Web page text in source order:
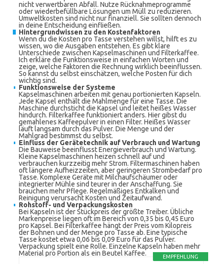
nicht verwertbaren Abfall. Nutze Rücknahmeprogramme
oder wiederbefüllbare Lösungen um Müll zu reduzieren.
Umweltkosten sind nicht nur finanziell. Sie sollten dennoch
in deine Entscheidung einfließen.
Hintergrundwissen zu den Kostenfaktoren
Wenn du die Kosten pro Tasse verstehen willst, hilft es zu
wissen, wo die Ausgaben entstehen. Es gibt klare
Unterschiede zwischen Kapselmaschinen und Filterkaffee.
Ich erkläre die Funktionsweise in einfachen Worten und
zeige, welche Faktoren die Rechnung wirklich beeinflussen.
So kannst du selbst einschätzen, welche Posten für dich
wichtig sind.
Funktionsweise der Systeme
Kapselmaschinen arbeiten mit genau portionierten Kapseln.
Jede Kapsel enthält die Mahlmenge für eine Tasse. Die
Maschine durchsticht die Kapsel und leitet heißes Wasser
hindurch. Filterkaffee funktioniert anders. Hier gibst du
gemahlenes Kaffeepulver in einen Filter. Heißes Wasser
läuft langsam durch das Pulver. Die Menge und der
Mahlgrad bestimmst du selbst.
Einfluss der Gerätetechnik auf Verbrauch und Wartung
Die Bauweise beeinflusst Energieverbrauch und Wartung.
Kleine Kapselmaschinen heizen schnell auf und
verbrauchen kurzzeitig mehr Strom. Filtermaschinen haben
oft längere Aufheizzeiten, aber geringeren Strombedarf pro
Tasse. Komplexe Geräte mit Milchaufschäumer oder
integrierter Mühle sind teurer in der Anschaffung. Sie
brauchen mehr Pflege. Regelmäßiges Entkalken und
Reinigung verursacht Kosten und Zeitaufwand.
Rohstoff- und Verpackungskosten
Bei Kapseln ist der Stückpreis der größte Treiber. Übliche
Markenpreise liegen oft im Bereich von 0,35 bis 0,45 Euro
pro Kapsel. Bei Filterkaffee hängt der Preis vom Kilopreis
der Bohnen und der Menge pro Tasse ab. Eine typische
Tasse kostet etwa 0,06 bis 0,09 Euro für das Pulver.
Verpackung spielt eine Rolle. Einzelne Kapseln haben mehr
Material pro Portion als ein Beutel Kaffee.
EMPFEHLUNG